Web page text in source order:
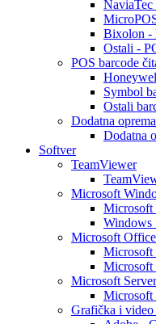
NaviaTec
Bixolon -
Ostali -
POS barcode
Symbol
Ostali
Dodatna
Dodatna
Softver
TeamViewer
Microsoft
Microsoft
Windows
Microsoft Office
Microsoft
Microsoft
Microsoft Server
Microsoft
Grafička i video